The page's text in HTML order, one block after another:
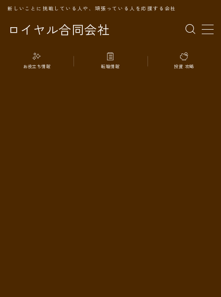
ロイヤル合同会社
新しいことに挑戦している人や、頑張っている人を応援する会社
MENU
TOPページ
お役立ち情報 転職情報 投資 攻略